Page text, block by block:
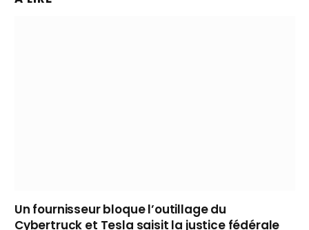
Un fournisseur bloque l’outillage du
Cybertruck et Tesla saisit la justice fédérale